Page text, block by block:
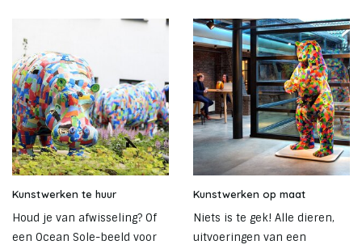
Kunstwerken te huur
Houd je van afwisseling? Of
een Ocean Sole-beeld voor
Kunstwerken op maat
Niets is te gek! Alle dieren,
uitvoeringen van een